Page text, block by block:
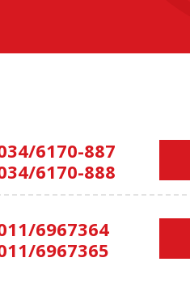
6170-887
6170-888
6967364
6967365